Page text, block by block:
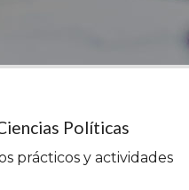
Políticas
prácticos y actividades